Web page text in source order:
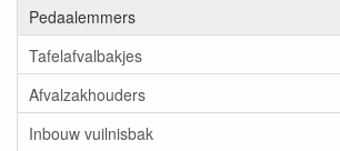
Pedaalemmers
Tafelafvalbakjes
Afvalzakhouders
Inbouw vuilnisbak